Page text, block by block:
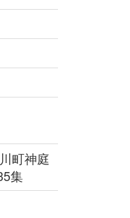
町神庭
集